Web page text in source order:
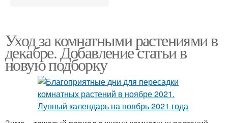
Уход за комнатными растениями в
декабре. Добавление статьи в
новую подборку